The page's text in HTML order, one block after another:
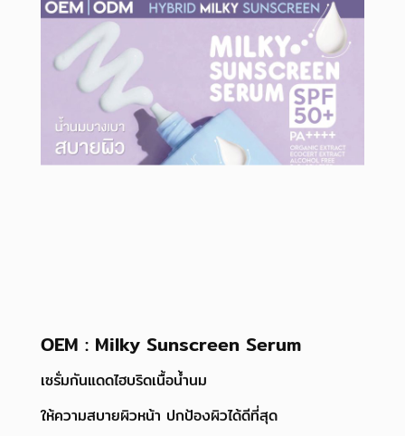
OEM : Milky Sunscreen Serum
เซรั่มกันแดดไฮบริดเนื้อน้ำนม
ให้ความสบายผิวหน้า ปกป้องผิวได้ดีที่สุด